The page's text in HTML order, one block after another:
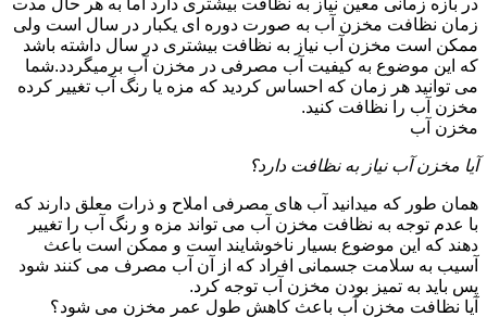
زمان نظافت مخزن آب به صورت دوره ای یکبار در سال است ولی
ممکن است مخزن آب نیاز به نظافت بیشتری در سال داشته باشد
که این موضوع به کیفیت آب مصرفی در مخزن آب برمیگردد.شما
می توانید هر زمان که احساس کردید که مزه یا رنگ آب تغییر کرده
مخزن آب را نظافت کنید.
مخزن آب
آیا مخزن آب نیاز به نظافت دارد؟
همان طور که میدانید آب های مصرفی املاح و ذرات معلق دارند که
با عدم توجه به نظافت مخزن آب می تواند مزه و رنگ آب را تغییر
دهند که این موضوع بسیار ناخوشایند است و ممکن است باعث
آسیب به سلامت جسمانی افراد که از آن آب مصرف می کنند شود
پس باید به تمیز بودن مخزن آب توجه کرد.
آیا نظافت مخزن آب باعث کاهش طول عمر مخزن می شود؟